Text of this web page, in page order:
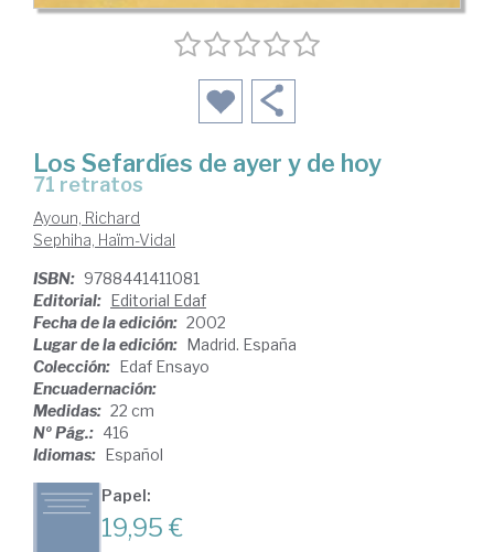
Los Sefardíes de ayer y de hoy
71 retratos
Ayoun, Richard
Sephiha, Haïm-Vidal
ISBN: 9788441411081
Editorial: Editorial Edaf
Fecha de la edición: 2002
Lugar de la edición: Madrid. España
Colección: Edaf Ensayo
Encuadernación:
Medidas: 22 cm
Nº Pág.: 416
Idiomas: Español
Papel:
19,95 €